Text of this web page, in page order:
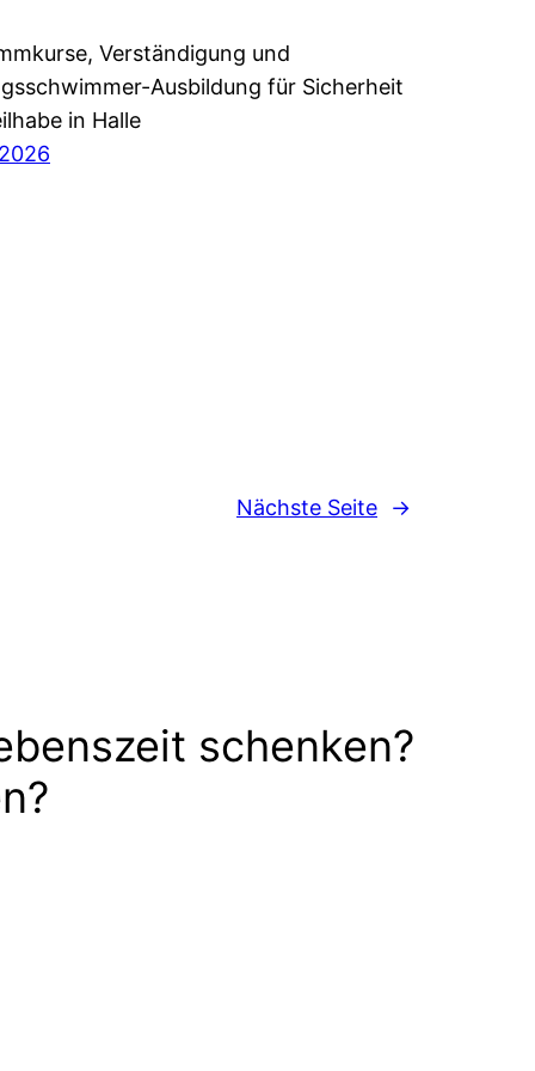
Verständigung und
Ausbildung für Sicherheit
in Halle
Nächste Seite →
schenken?